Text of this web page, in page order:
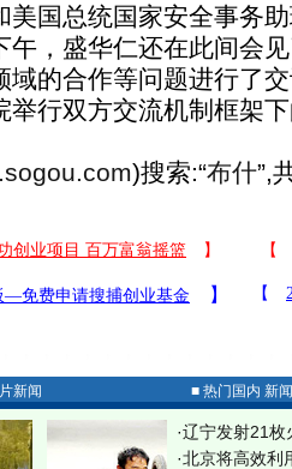
美国总统国家安全事务
盛华仁还在此间会见
域的合作等问题进行了
举行双方交流机制框架
)搜索:“布什”,
新闻 ■ 热门国内 新
·辽宁发射21枚
·北京将高效利